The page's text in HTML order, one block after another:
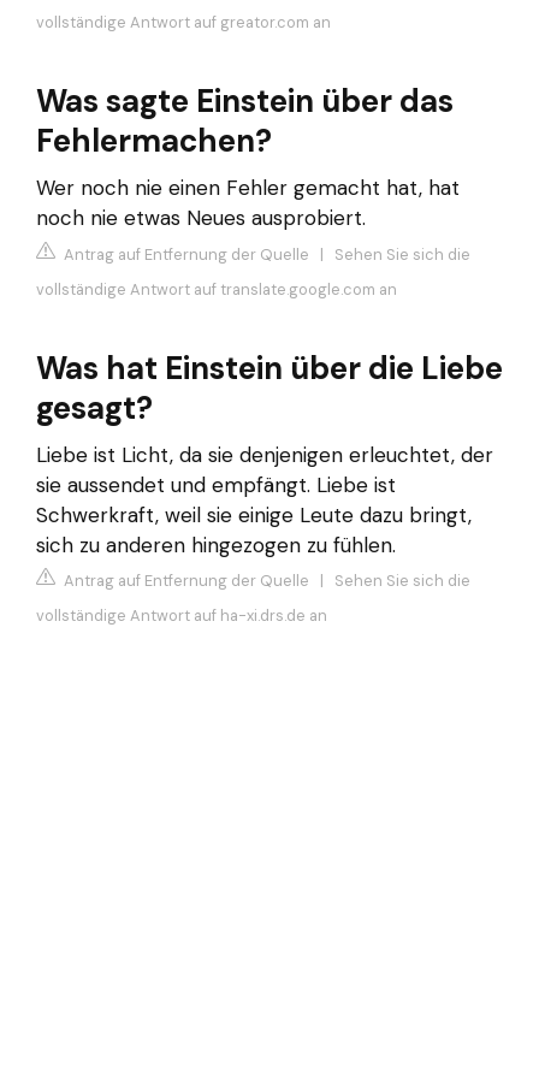
vollständige Antwort auf greator.com an
Was sagte Einstein über das
Fehlermachen?
Wer noch nie einen Fehler gemacht hat, hat
noch nie etwas Neues ausprobiert.
Antrag auf Entfernung der Quelle | Sehen Sie sich die
vollständige Antwort auf translate.google.com an
Was hat Einstein über die Liebe
gesagt?
Liebe ist Licht, da sie denjenigen erleuchtet, der
sie aussendet und empfängt. Liebe ist
Schwerkraft, weil sie einige Leute dazu bringt,
sich zu anderen hingezogen zu fühlen.
Antrag auf Entfernung der Quelle | Sehen Sie sich die
vollständige Antwort auf ha-xi.drs.de an